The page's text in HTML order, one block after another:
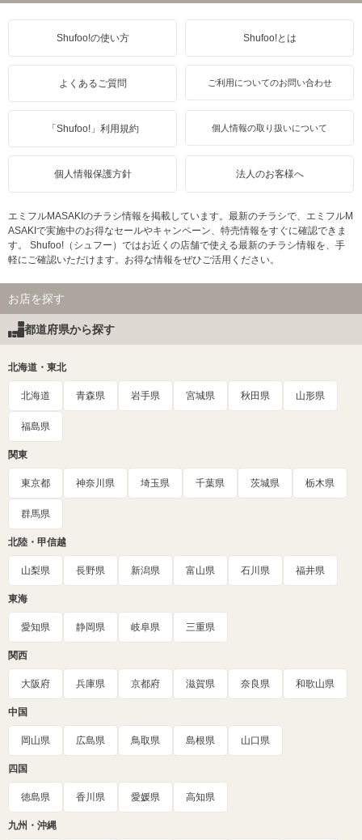
Shufoo!の使い方 Shufoo!とは
よくあるご質問 ご利用についてのお問い合わせ
「Shufoo!」利用規約 個人情報の取り扱いについて
個人情報保護方針 法人のお客様へ
エミフルMASAKIのチラシ情報を掲載しています。最新のチラシで、エミフルM
ASAKIで実施中のお得なセールやキャンペーン、特売情報をすぐに確認できま
す。 Shufoo!（シュフー）ではお近くの店舗で使える最新のチラシ情報を、手
軽にご確認いただけます。お得な情報をぜひご活用ください。
お店を探す
都道府県から探す
北海道・東北
北海道 青森県 岩手県 宮城県 秋田県 山形県
福島県
関東
東京都 神奈川県 埼玉県 千葉県 茨城県 栃木県
群馬県
北陸・甲信越
山梨県 長野県 新潟県 富山県 石川県 福井県
東海
愛知県 静岡県 岐阜県 三重県
関西
大阪府 兵庫県 京都府 滋賀県 奈良県 和歌山県
中国
岡山県 広島県 鳥取県 島根県 山口県
四国
徳島県 香川県 愛媛県 高知県
九州・沖縄